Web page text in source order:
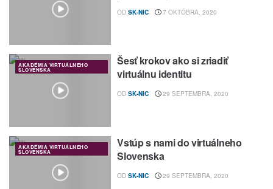
OD SK-NIC 7 OKTÓBRA, 2020
AKADÉMIA VIRTUÁLNEHO
SLOVENSKA
Šesť krokov ako si zriadiť
virtuálnu identitu
OD SK-NIC 29 SEPTEMBRA, 2020
AKADÉMIA VIRTUÁLNEHO
SLOVENSKA
Vstúp s nami do virtuálneho
Slovenska
OD SK-NIC 29 SEPTEMBRA, 2020